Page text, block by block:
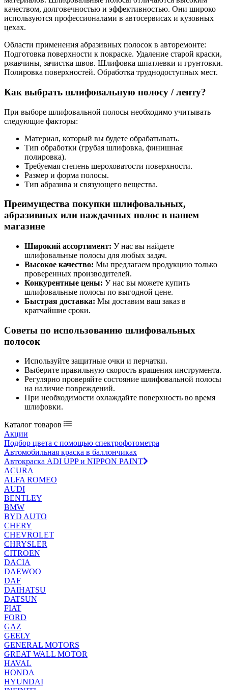
качеством, долговечностью и эффективностью. Они широко
используются профессионалами в автосервисах и кузовных
цехах.
Области применения абразивных полосок в авторемонте:
Подготовка поверхности к покраске. Удаление старой краски,
ржавчины, зачистка швов. Шлифовка шпатлевки и грунтовки.
Полировка поверхностей. Обработка труднодоступных мест.
Как выбрать шлифовальную полосу / ленту?
При выборе шлифовальной полосы необходимо учитывать
следующие факторы:
Материал, который вы будете обрабатывать.
Тип обработки (грубая шлифовка, финишная
полировка).
Требуемая степень шероховатости поверхности.
Размер и форма полосы.
Тип абразива и связующего вещества.
Преимущества покупки шлифовальных,
абразивных или наждачных полос в нашем
магазине
Широкий ассортимент: У нас вы найдете
шлифовальные полосы для любых задач.
Высокое качество: Мы предлагаем продукцию только
проверенных производителей.
Конкурентные цены: У нас вы можете купить
шлифовальные полосы по выгодной цене.
Быстрая доставка: Мы доставим ваш заказ в
кратчайшие сроки.
Советы по использованию шлифовальных
полосок
Используйте защитные очки и перчатки.
Выберите правильную скорость вращения инструмента.
Регулярно проверяйте состояние шлифовальной полосы
на наличие повреждений.
При необходимости охлаждайте поверхность во время
шлифовки.
Каталог товаров
Акции
Подбор цвета с помощью спектрофотометра
Автомобильная краска в баллончиках
Автокраска ADI UPP и NIPPON PAINT
ACURA
ALFA ROMEO
AUDI
BENTLEY
BMW
BYD AUTO
CHERY
CHEVROLET
CHRYSLER
CITROEN
DACIA
DAEWOO
DAF
DAIHATSU
DATSUN
FIAT
FORD
GAZ
GEELY
GENERAL MOTORS
GREAT WALL MOTOR
HAVAL
HONDA
HYUNDAI